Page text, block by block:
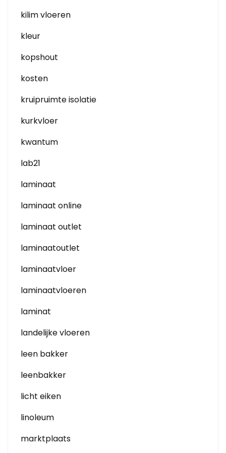
kilim vloeren
kleur
kopshout
kosten
kruipruimte isolatie
kurkvloer
kwantum
lab21
laminaat
laminaat online
laminaat outlet
laminaatoutlet
laminaatvloer
laminaatvloeren
laminat
landelijke vloeren
leen bakker
leenbakker
licht eiken
linoleum
marktplaats